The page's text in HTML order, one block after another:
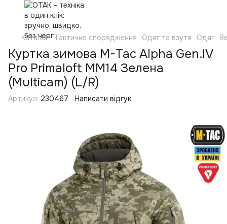
Каталог Тактичне спорядження Одяг та взутя Одяг
Куртка зимова M-Tac Alpha Gen.IV
Pro Primaloft MM14 Зелена
(Multicam) (L/R)
Артикул: 230467 Написати відгук